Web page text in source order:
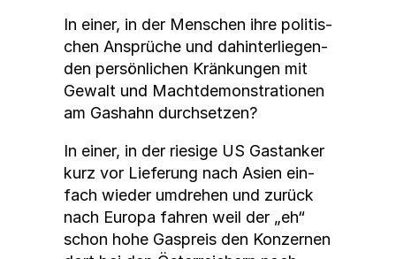
In ein­er, in der Men­schen ihre poli­tis­
chen Ansprüche und dahin­ter­liegen­
den per­sön­lichen Kränkun­gen mit
Gewalt und Macht­demon­stra­tio­nen
am Gashahn durch­set­zen?
In ein­er, in der riesige US Gas­tanker
kurz vor Liefer­ung nach Asien ein­
fach wieder umdrehen und zurück
nach Europa fahren weil der „eh“
schon hohe Gaspreis den Konz­er­nen